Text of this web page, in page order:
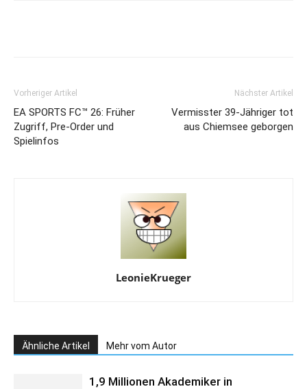
Vorheriger Artikel
EA SPORTS FC™ 26: Früher
Zugriff, Pre-Order und
Spielinfos
Nächster Artikel
Vermisster 39-Jähriger tot
aus Chiemsee geborgen
LeonieKrueger
Ähnliche Artikel Mehr vom Autor
1,9 Millionen Akademiker in